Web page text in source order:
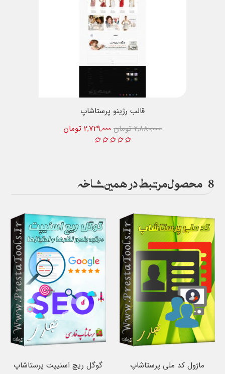
قالب رژینو پرستاشاپ
2,729,000 تومان
2,880,000 تومان
8 محصول مرتبط در همین شاخه
گوگل ریچ اسنیپت پرستاشاپ
ماژول کد ملی پرستاشاپ